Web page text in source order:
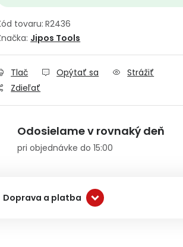
tovaru: R2436
Jipos Tools
Tlač Opýtať sa
Strážiť
Zdieľať
Odosielame v rovnaký deň
pri objednávke do 15:00
Doprava a platba